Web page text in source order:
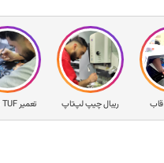
تعمیر ASUS TUF ریبال چیپ لپ‌تاپ